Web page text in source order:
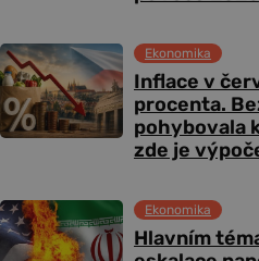
Inflace v
procenta.
pohybovala
zde je
Ekonomika
Hlavním
Ekonomika